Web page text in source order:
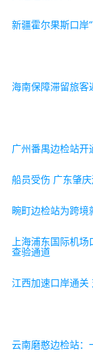
新疆霍尔果斯口岸
海南保障滞留旅客
广州番禺边检站开
船员受伤 广东肇
畹町边检站为跨境
上海浦东国际机
查验通道
江西加速口岸通关
云南磨憨边检站：